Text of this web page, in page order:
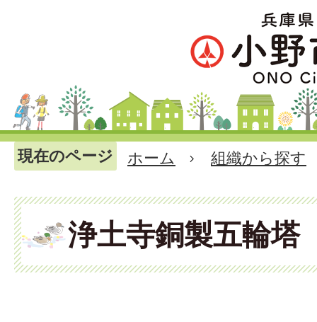
現在のページ ホーム 組織から探す
浄土寺銅製五輪塔